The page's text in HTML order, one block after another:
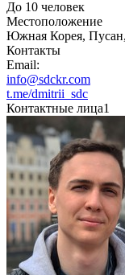
До 10 человек
Местоположение
Южная Корея,
Контакты
Email:
info@sdckr.com
t.me/dmitrii_sdc
Контактные лица1